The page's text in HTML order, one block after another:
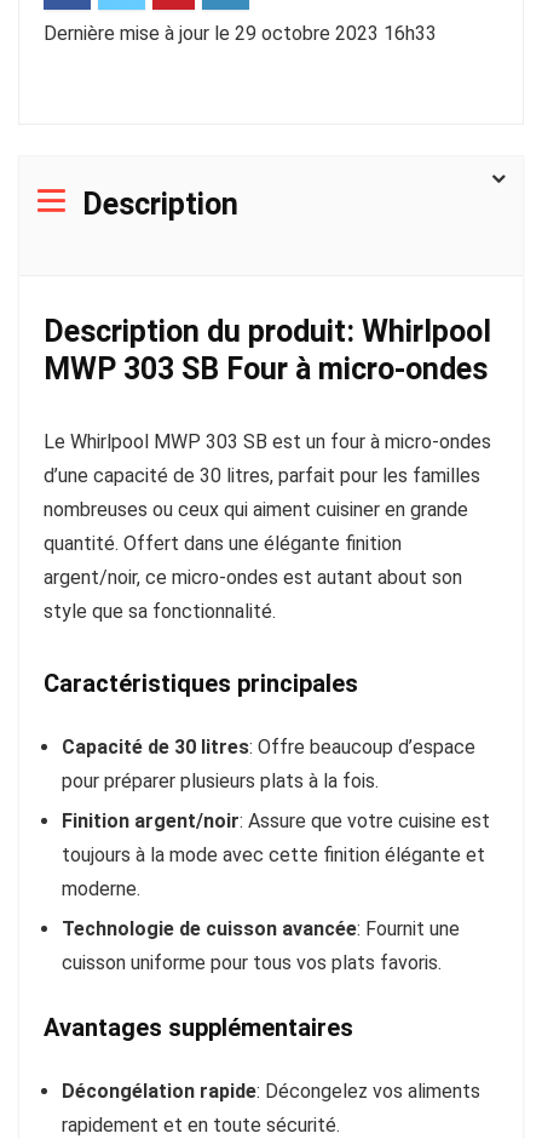
Dernière mise à jour le 29 octobre 2023 16h33
Description
Description du produit: Whirlpool
MWP 303 SB Four à micro-ondes
Le Whirlpool MWP 303 SB est un four à micro-ondes
d’une capacité de 30 litres, parfait pour les familles
nombreuses ou ceux qui aiment cuisiner en grande
quantité. Offert dans une élégante finition
argent/noir, ce micro-ondes est autant about son
style que sa fonctionnalité.
Caractéristiques principales
Capacité de 30 litres: Offre beaucoup d’espace
pour préparer plusieurs plats à la fois.
Finition argent/noir: Assure que votre cuisine est
toujours à la mode avec cette finition élégante et
moderne.
Technologie de cuisson avancée: Fournit une
cuisson uniforme pour tous vos plats favoris.
Avantages supplémentaires
Décongélation rapide: Décongelez vos aliments
rapidement et en toute sécurité.